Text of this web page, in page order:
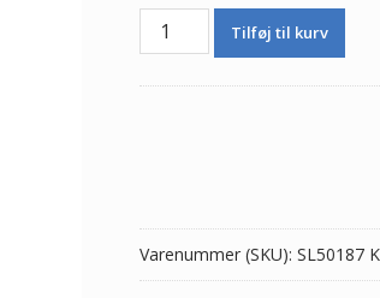
Nyt
batteri
Watch
Phone
Y05/Y05S/D1/I8
Tilføj til kurv
Varenummer (SKU): SL50187